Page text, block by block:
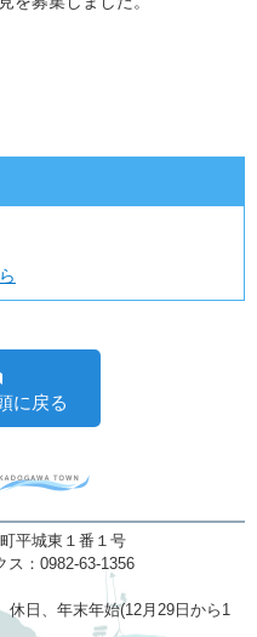
に戻る
平城東１番１号
ス：0982-63-1356
休日、年末年始(12月29日から1